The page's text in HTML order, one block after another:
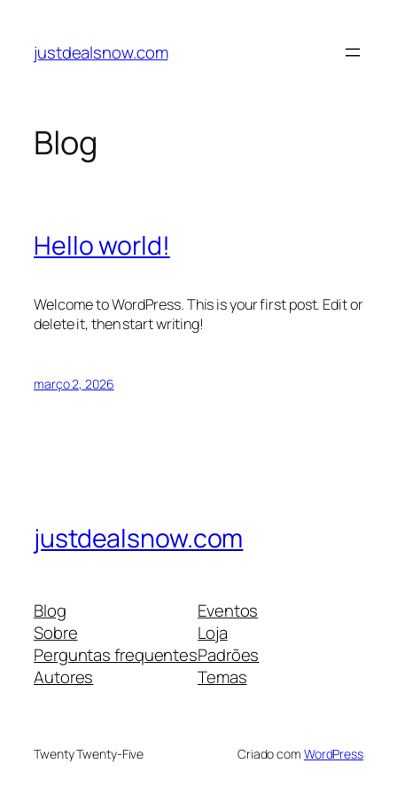
justdealsnow.com
Blog
Hello world!
Welcome to WordPress. This is your first post. Edit or
delete it, then start writing!
março 2, 2026
justdealsnow.com
Blog
Sobre
Perguntas frequentes
Autores
Eventos
Loja
Padrões
Temas
Twenty Twenty-Five Criado com WordPress